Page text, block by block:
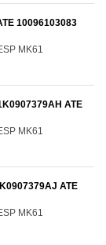
10096103083
MK61
ATE
MK61
ATE
MK61